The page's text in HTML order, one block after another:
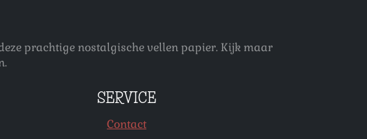
prachtige nostalgische vellen papier. Kijk maar
SERVICE
Contact